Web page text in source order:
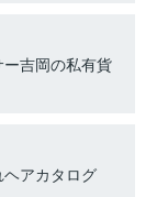
ー吉岡の私有貨
ヘアカタログ